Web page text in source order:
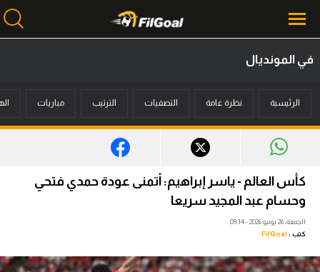
أخبار
ميركاتو
فانتازي في الجول
مسابقة التوقعات
في المونديال
الرئيسية نظرة عامة التصفيات الترتيب مباريات
كأس العالم - ياسر إبراهيم: أتمنى عودة حمدي فتحي
وحسام عبد المجيد سريعا
الجمعة، 26 يونيو 2026 - 09:14
كتب : FilGoal